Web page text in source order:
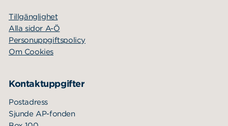
Tillgänglighet
Alla sidor A-Ö
Personuppgiftspolicy
Om Cookies
Kontaktuppgifter
Postadress
Sjunde AP-fonden